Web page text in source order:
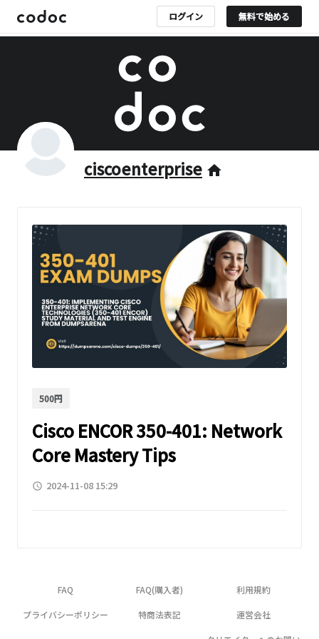
ログイン 無料で始める
ciscoenterprise home
500円
Cisco ENCOR 350-401: Network
Core Mastery Tips
access_time 2024-11-08 15:29
FAQ FAQ(購入者) 利用規約
プライバシーポリシー 特商法表記 運営会社